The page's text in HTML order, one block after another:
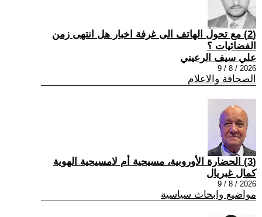
(2) مع تحول الهاتف الى غرفة اخبار هل انتهى زمن
الفضائيات ؟
علي سيف الرعيني
2026 / 8 / 9
الصحافة والاعلام
(3) الحضارة الأوروبية، مسيحية أم لامسيحية الهوية
كمال غبريال
2026 / 8 / 9
مواضيع وابحاث سياسية